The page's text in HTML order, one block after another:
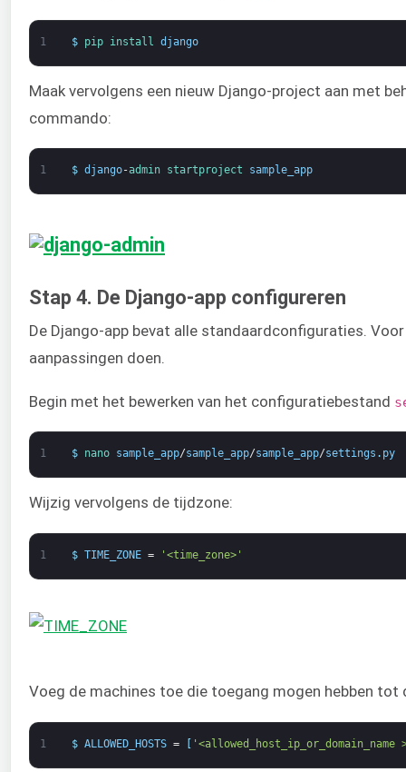
1 $ pip install django
Maak vervolgens een nieuw Django-project aan met
commando:
1 $ django-admin startproject sample_app
Stap 4. De Django-app configureren
De Django-app bevat alle standaardconfiguraties.
aanpassingen doen.
Begin met het bewerken van het configuratiebestand
1 $ nano sample_app/sample_app/sample_app/settings . py
Wijzig vervolgens de tijdzone:
1 $ TIME_ZONE = '<time_zone>'
Voeg de machines toe die toegang mogen hebben tot
1 $ ALLOWED_HOSTS = [ '<allowed_host_ip_or_domain_name